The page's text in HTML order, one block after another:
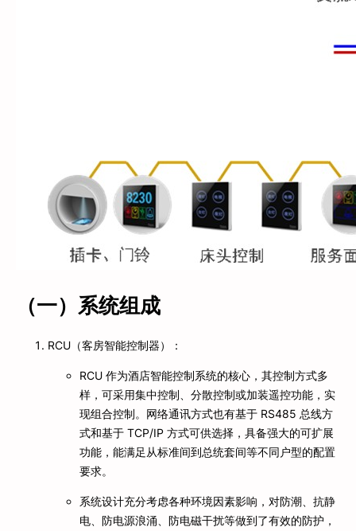
（一）系统组成
RCU（客房智能控制器）：
RCU 作为酒店智能控制系统的核心，其控制方式多
样，可采用集中控制、分散控制或加装遥控功能，实
现组合控制。网络通讯方式也有基于 RS485 总线方
式和基于 TCP/IP 方式可供选择，具备强大的可扩展
功能，能满足从标准间到总统套间等不同户型的配置
要求。
系统设计充分考虑各种环境因素影响，对防潮、抗静
电、防电源浪涌、防电磁干扰等做到了有效的防护，